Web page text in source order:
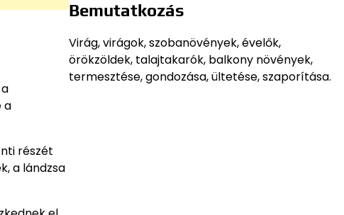
a
részét
a lándzsa
Bemutatkozás
Virág, virágok, szobanövények, évelők,
örökzöldek, talajtakarók, balkony növények,
termesztése, gondozása, ültetése, szaporítása.